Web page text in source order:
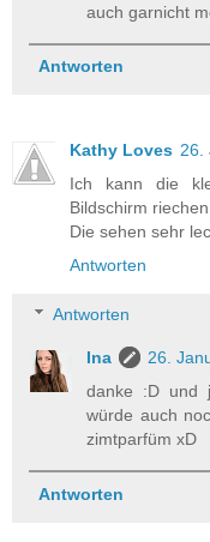
auch garnicht
Antworten
Kathy Loves 26.
Ich kann die
Bildschirm
Die sehen sehr
Antworten
Antworten
Ina
26.
danke :D und
würde auch
zimtparfüm xD
Antworten